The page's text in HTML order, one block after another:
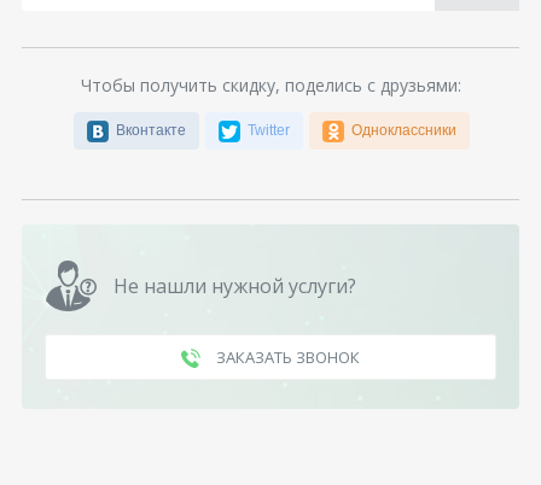
Чтобы получить скидку, поделись с друзьями:
Вконтакте Twitter Одноклассники
Не нашли нужной услуги?
ЗАКАЗАТЬ ЗВОНОК